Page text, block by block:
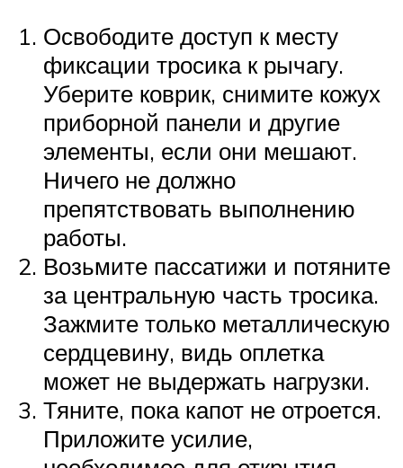
Освободите доступ к месту
фиксации тросика к рычагу.
Уберите коврик, снимите кожух
приборной панели и другие
элементы, если они мешают.
Ничего не должно
препятствовать выполнению
работы.
Возьмите пассатижи и потяните
за центральную часть тросика.
Зажмите только металлическую
сердцевину, видь оплетка
может не выдержать нагрузки.
Тяните, пока капот не отроется.
Приложите усилие,